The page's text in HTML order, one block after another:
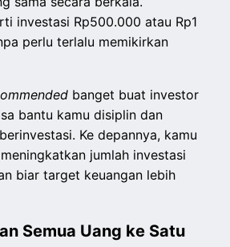
investasi Rp500.000 atau Rp1
perlu terlalu memikirkan
banget buat investor
bantu kamu disiplin dan
Ke depannya, kamu
jumlah investasi
biar target keuangan lebih
Semua Uang ke Satu